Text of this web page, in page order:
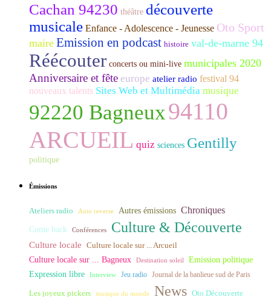
Cachan 94230 théâtre découverte
musicale Enfance - Adolescence - Jeunesse Oto Sport
maire Emission en podcast histoire val-de-marne 94
Réécouter concerts ou mini-live municipales 2020
Anniversaire et fête europe atelier radio festival 94
nouveaux talents Sites Web et Multimédia musique
92220 Bagneux94110
ARCUEIL quiz sciences Gentilly
politique
Émissions
Ateliers radio Auto reverse Autres émissions Chroniques
Come back Conférences Culture & Découverte
Culture locale Culture locale sur ... Arcueil
Culture locale sur ... Bagneux Destination soleil Emission politique
Expression libre Interview Jeu radio Journal de la banlieue sud de Paris
Les joyeux pickers musique du monde News Oto Découverte